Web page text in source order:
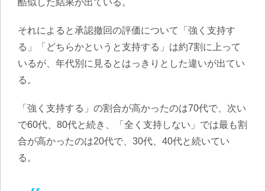
それによると承認撤回の評価について「強く支持す
る」「どちらかというと支持する」は約7割に上って
いるが、年代別に見るとはっきりとした違いが出てい
る。
「強く支持する」の割合が高かったのは70代で、次い
で60代、80代と続き、「全く支持しない」では最も割
合が高かったのは20代で、30代、40代と続いてい
る。